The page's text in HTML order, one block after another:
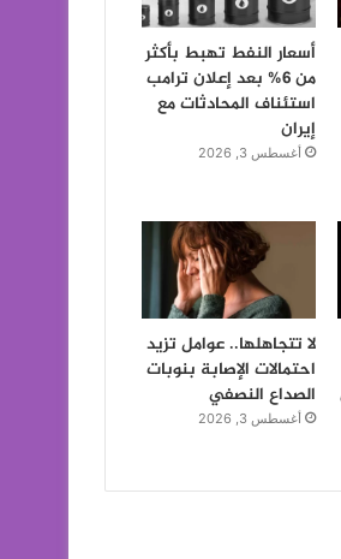
أسعار النفط تهبط بأكثر
من 6% بعد إعلان ترامب
استئناف المحادثات مع
إيران
أغسطس 3, 2026
لا تتجاهلها.. عوامل تزيد
احتمالات الإصابة بنوبات
الصداع النصفي
أغسطس 3, 2026